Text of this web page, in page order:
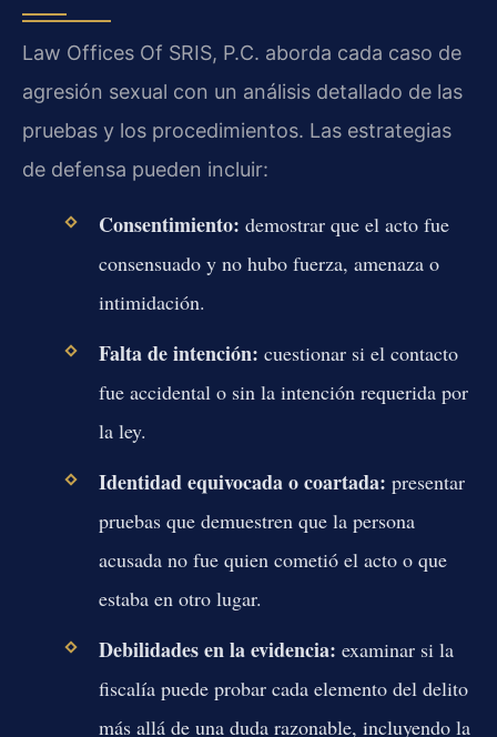
Law Offices Of SRIS, P.C. aborda cada caso de
agresión sexual con un análisis detallado de las
pruebas y los procedimientos. Las estrategias
de defensa pueden incluir:
Consentimiento: demostrar que el acto fue
consensuado y no hubo fuerza, amenaza o
intimidación.
Falta de intención: cuestionar si el contacto
fue accidental o sin la intención requerida por
la ley.
Identidad equivocada o coartada: presentar
pruebas que demuestren que la persona
acusada no fue quien cometió el acto o que
estaba en otro lugar.
Debilidades en la evidencia: examinar si la
fiscalía puede probar cada elemento del delito
más allá de una duda razonable, incluyendo la